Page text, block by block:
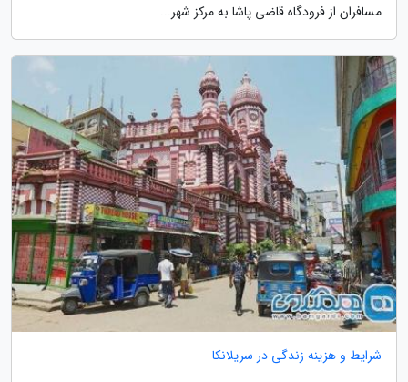
مسافران از فرودگاه قاضی پاشا به مرکز شهر...
شرایط و هزینه زندگی در سریلانکا